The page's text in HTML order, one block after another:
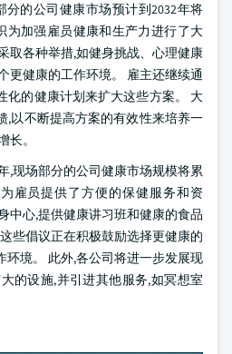
的公司健康市场预计到2032年将
为加强雇员健康和生产力进行了大
取各种举措,如健身挑战、心理健康
更健康的工作环境。 雇主还继续通
化的健康计划来扩大这些方案。 大
,以不断提高方案的有效性来培养一
长。
,现场部分的公司健康市场规模将累
雇员提供了方便的保健服务和资
中心,提供健康讲习班和健康的食品
些倡议正在积极鼓励选择更健康的
环境。 此外,各公司将进一步发展现
的设施,并引进其他服务,如冥想室